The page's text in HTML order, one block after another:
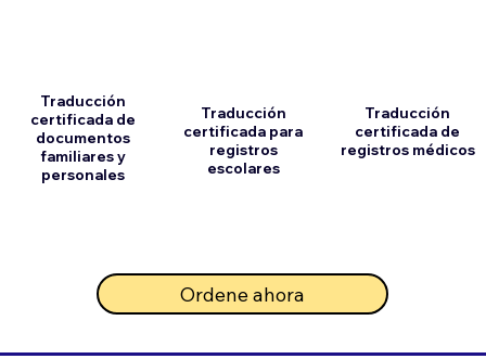
Traducción
certificada de
documentos
familiares y
personales
Traducción
certificada para
registros
escolares
Ordene ahora
Traducción
certificada de
registros médicos